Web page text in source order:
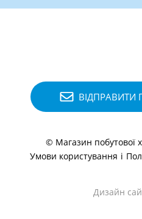
ВІДПРАВИТИ
© Магазин побутової
Умови користування і
Дизайн